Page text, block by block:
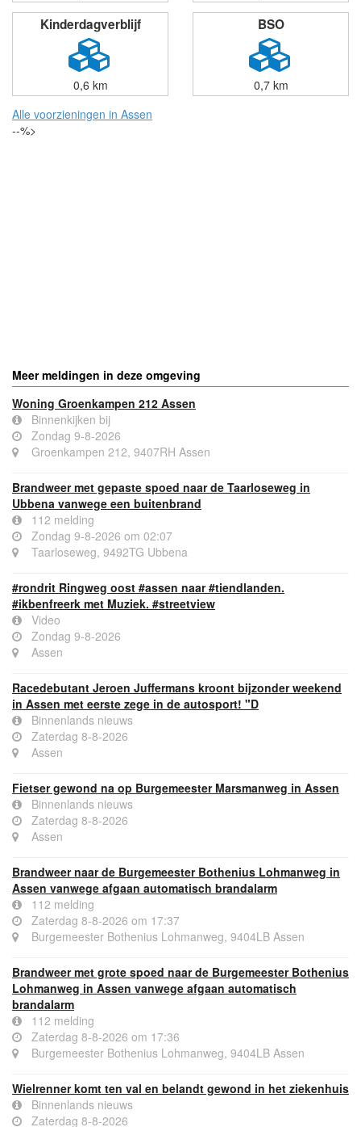
Kinderdagverblijf
0,6 km
BSO
0,7 km
Alle voorzieningen in Assen
--%>
Meer meldingen in deze omgeving
Woning Groenkampen 212 Assen
Binnenkijken bij
Zondag 9-8-2026
Groenkampen 212, 9407RH Assen
Brandweer met gepaste spoed naar de Taarloseweg in
Ubbena vanwege een buitenbrand
112 melding
Zondag 9-8-2026 om 02:07
Taarloseweg, 9492TG Ubbena
#rondrit Ringweg oost #assen naar #tiendlanden.
#ikbenfreerk met Muziek. #streetview
Video
Zondag 9-8-2026
Assen
Racedebutant Jeroen Juffermans kroont bijzonder weekend
in Assen met eerste zege in de autosport! "D
Binnenlands nieuws
Zaterdag 8-8-2026
Assen
Fietser gewond na op Burgemeester Marsmanweg in Assen
Binnenlands nieuws
Zaterdag 8-8-2026
Assen
Brandweer naar de Burgemeester Bothenius Lohmanweg in
Assen vanwege afgaan automatisch brandalarm
112 melding
Zaterdag 8-8-2026 om 17:37
Burgemeester Bothenius Lohmanweg, 9404LB Assen
Brandweer met grote spoed naar de Burgemeester Bothenius
Lohmanweg in Assen vanwege afgaan automatisch
brandalarm
112 melding
Zaterdag 8-8-2026 om 17:36
Burgemeester Bothenius Lohmanweg, 9404LB Assen
Wielrenner komt ten val en belandt gewond in het ziekenhuis
Binnenlands nieuws
Zaterdag 8-8-2026